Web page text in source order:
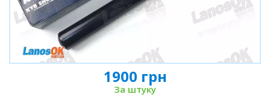
1900 грн
За штуку